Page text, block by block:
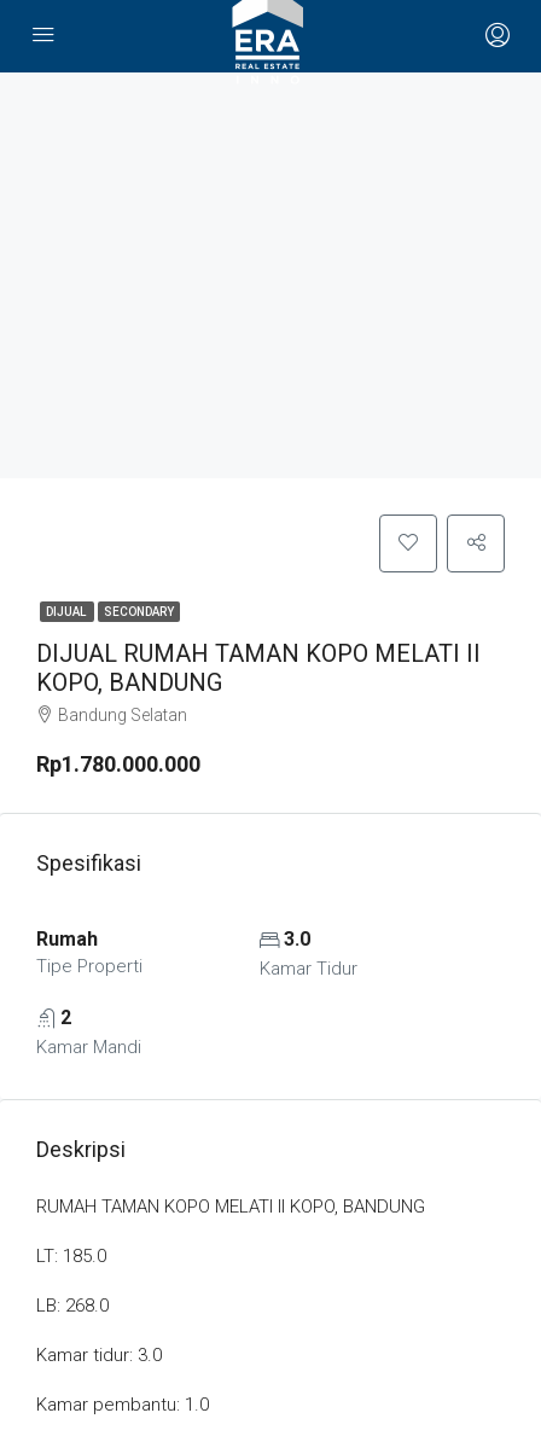
DIJUAL SECONDARY
DIJUAL RUMAH TAMAN KOPO MELATI II
KOPO, BANDUNG
Bandung Selatan
Rp1.780.000.000
Spesifikasi
Rumah
Tipe Properti
3.0
Kamar Tidur
2
Kamar Mandi
Deskripsi
RUMAH TAMAN KOPO MELATI II KOPO, BANDUNG
LT: 185.0
LB: 268.0
Kamar tidur: 3.0
Kamar pembantu: 1.0